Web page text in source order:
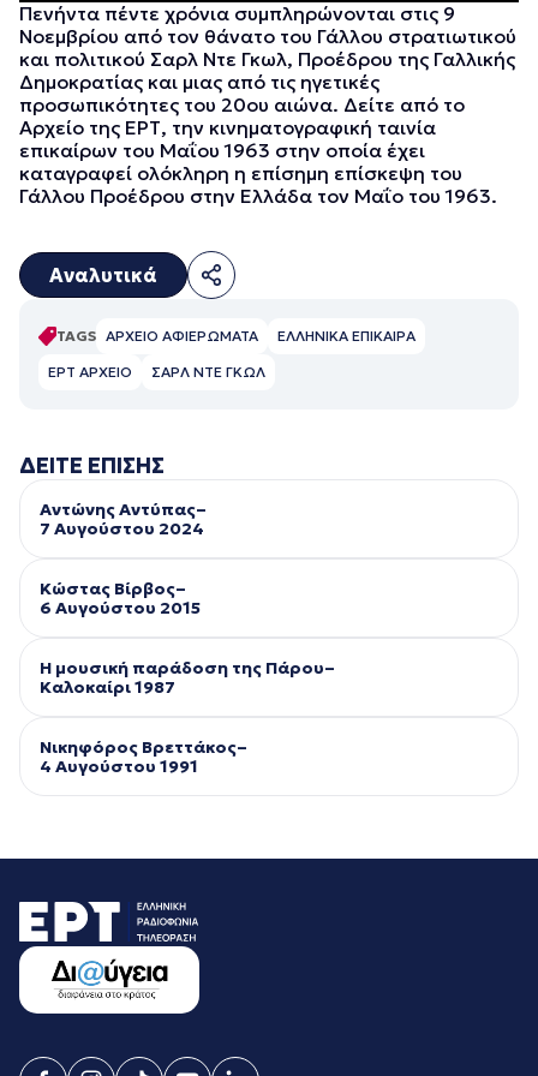
Πενήντα πέντε χρόνια συμπληρώνονται στις 9
Νοεμβρίου από τον θάνατο του Γάλλου στρατιωτικού
και πολιτικού Σαρλ Ντε Γκωλ, Προέδρου της Γαλλικής
Δημοκρατίας και μιας από τις ηγετικές
προσωπικότητες του 20ου αιώνα. Δείτε από το
Αρχείο της ΕΡΤ, την κινηματογραφική ταινία
επικαίρων του Μαΐου 1963 στην οποία έχει
καταγραφεί ολόκληρη η επίσημη επίσκεψη του
Γάλλου Προέδρου στην Ελλάδα τον Μαΐο του 1963.
Αναλυτικά
TAGS ΑΡΧΕΙΟ ΑΦΙΕΡΩΜΑΤΑ
ΕΛΛΗΝΙΚΑ ΕΠΙΚΑΙΡΑ
ΕΡΤ ΑΡΧΕΙΟ
ΣΑΡΛ ΝΤΕ ΓΚΩΛ
ΔΕΙΤΕ ΕΠΙΣΗΣ
Αντώνης Αντύπας–
7 Αυγούστου 2024
Κώστας Βίρβος–
6 Αυγούστου 2015
Η μουσική παράδοση της Πάρου–
Kαλοκαίρι 1987
Νικηφόρος Βρεττάκος–
4 Αυγούστου 1991